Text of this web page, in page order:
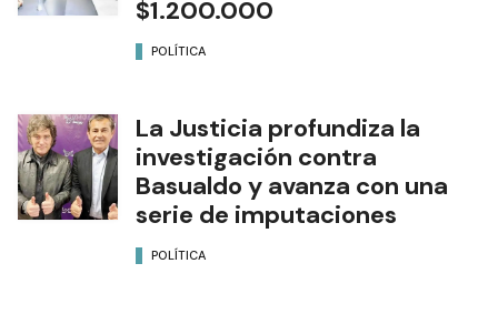
$1.200.000
POLÍTICA
La Justicia profundiza la
investigación contra
Basualdo y avanza con una
serie de imputaciones
POLÍTICA